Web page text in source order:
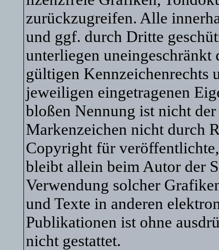
zurückzugreifen. Alle
und ggf. durch Dritte
unterliegen uneingeschränkt
gültigen Kennzeichenrechts
jeweiligen eingetragenen
bloßen Nennung ist nicht
Markenzeichen nicht durch
Copyright für
bleibt allein beim Autor der
Verwendung solcher
und Texte in anderen
Publikationen ist ohne
nicht gestattet.